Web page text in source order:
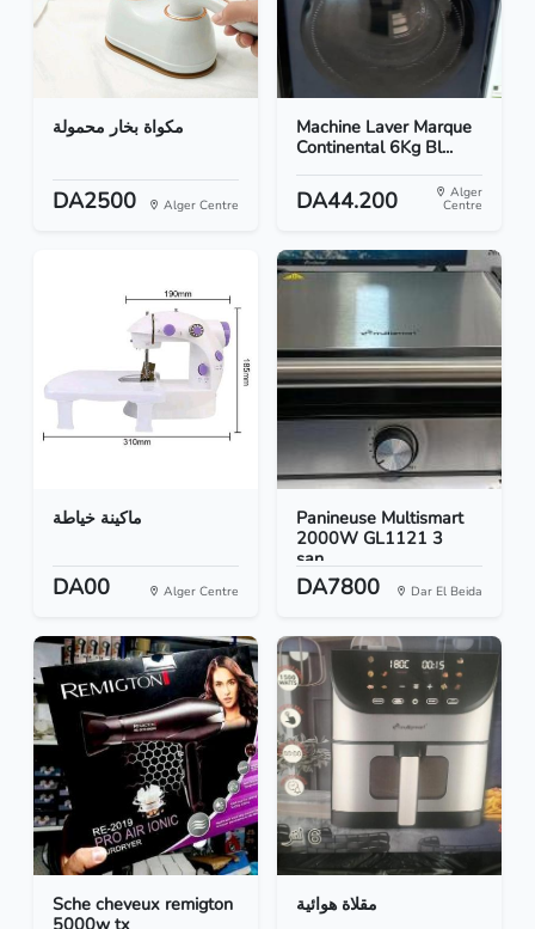
مكواة بخار محمولة
DA2500 Alger Centre
Machine Laver Marque
Continental 6Kg Bl...
DA44.200 Alger
Centre
ماكينة خياطة
DA00 Alger Centre
Panineuse Multismart
2000W GL1121 3
san...
DA7800 Dar El Beida
Sche cheveux remigton
مقلاة هوائية